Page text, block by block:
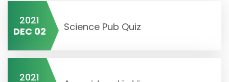
2021
DEC 02
Science Pub Quiz
2021